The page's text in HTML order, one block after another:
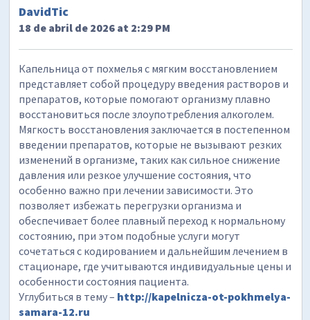
DavidTic
18 de abril de 2026 at 2:29 PM
Капельница от похмелья с мягким восстановлением
представляет собой процедуру введения растворов и
препаратов, которые помогают организму плавно
восстановиться после злоупотребления алкоголем.
Мягкость восстановления заключается в постепенном
введении препаратов, которые не вызывают резких
изменений в организме, таких как сильное снижение
давления или резкое улучшение состояния, что
особенно важно при лечении зависимости. Это
позволяет избежать перегрузки организма и
обеспечивает более плавный переход к нормальному
состоянию, при этом подобные услуги могут
сочетаться с кодированием и дальнейшим лечением в
стационаре, где учитываются индивидуальные цены и
особенности состояния пациента.
Углубиться в тему – http://kapelnicza-ot-pokhmelya-
samara-12.ru